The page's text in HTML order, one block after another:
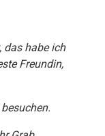
das habe ich
Freundin,